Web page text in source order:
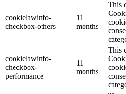
cookielawinfo-
checkbox-others
11
months
This
cookielawinfo-
checkbox-
performance
11
months
This